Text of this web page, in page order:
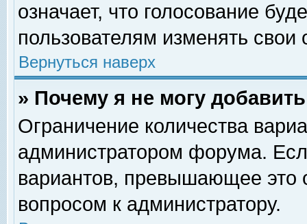
означает, что голосование
пользователям изменять свои
Вернуться наверх
» Почему я не могу
Ограничение количества
администратором форума.
вариантов, превышающее это
вопросом к администратору.